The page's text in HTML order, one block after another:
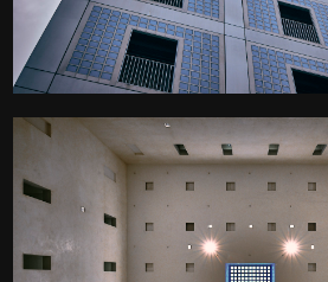
Kamera: X-T3 |Blende: f/9 |
Belichtungszeit: 1/250s |